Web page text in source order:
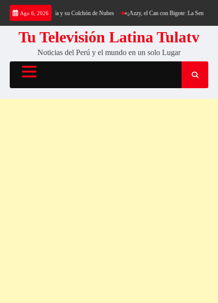
Saltar
contenido
Ago 6, 2026
al Cerro Cantería y su Colchón de Nubes «¡Azzy, el Can con Bigote: La Sensación
Tu Televisión Latina Tulatv
Noticias del Perú y el mundo en un solo Lugar